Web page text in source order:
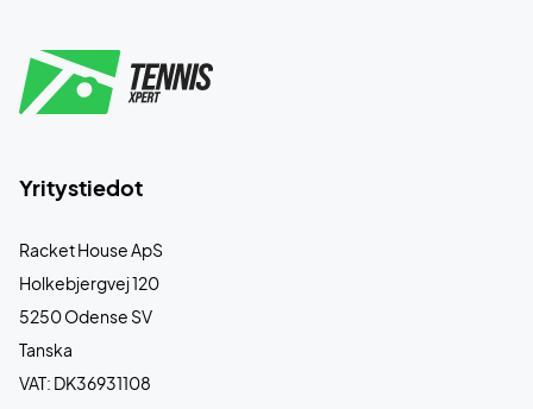
Yritystiedot
Racket House ApS
Holkebjergvej 120
5250 Odense SV
Tanska
VAT: DK36931108